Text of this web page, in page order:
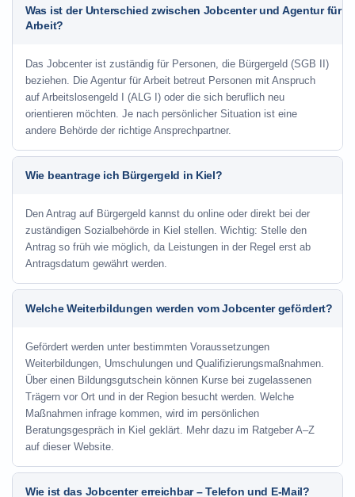
Was ist der Unterschied zwischen Jobcenter und Agentur für
Arbeit?
Das Jobcenter ist zuständig für Personen, die Bürgergeld (SGB II)
beziehen. Die Agentur für Arbeit betreut Personen mit Anspruch
auf Arbeitslosengeld I (ALG I) oder die sich beruflich neu
orientieren möchten. Je nach persönlicher Situation ist eine
andere Behörde der richtige Ansprechpartner.
Wie beantrage ich Bürgergeld in Kiel?
Den Antrag auf Bürgergeld kannst du online oder direkt bei der
zuständigen Sozialbehörde in Kiel stellen. Wichtig: Stelle den
Antrag so früh wie möglich, da Leistungen in der Regel erst ab
Antragsdatum gewährt werden.
Welche Weiterbildungen werden vom Jobcenter gefördert?
Gefördert werden unter bestimmten Voraussetzungen
Weiterbildungen, Umschulungen und Qualifizierungsmaßnahmen.
Über einen Bildungsgutschein können Kurse bei zugelassenen
Trägern vor Ort und in der Region besucht werden. Welche
Maßnahmen infrage kommen, wird im persönlichen
Beratungsgespräch in Kiel geklärt. Mehr dazu im Ratgeber A–Z
auf dieser Website.
Wie ist das Jobcenter erreichbar – Telefon und E-Mail?